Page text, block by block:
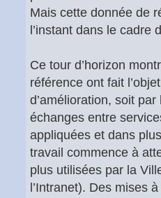
Mais cette donnée de
l’instant dans le cadre
Ce tour d’horizon
référence ont fait
d’amélioration, soit
échanges entre
appliquées et dans
travail commence à
plus utilisées par la
l’Intranet). Des mises